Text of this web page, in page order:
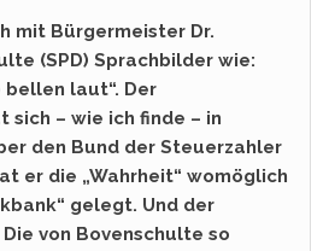
mit Bürgermeister Dr.
(SPD) Sprachbilder wie:
bellen laut“. Der
sich – wie ich finde – in
den Bund der Steuerzahler
er die „Wahrheit“ womöglich
gelegt. Und der
von Bovenschulte so